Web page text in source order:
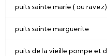
puits sainte marie ( ou ravez)
puits sainte marguerite
puits de la vieille pompe et d